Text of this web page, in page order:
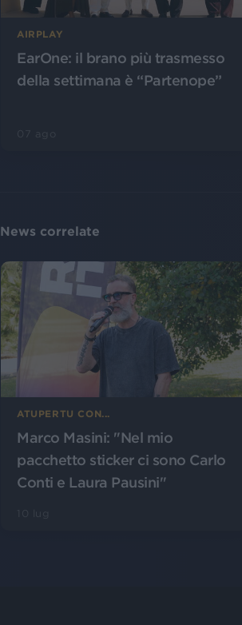
AIRPLAY
EarOne: il brano più trasmesso
della settimana è “Partenope”
News correlate
ATUPERTU CON...
Marco Masini: "Nel mio
pacchetto sticker ci sono Carlo
Conti e Laura Pausini"